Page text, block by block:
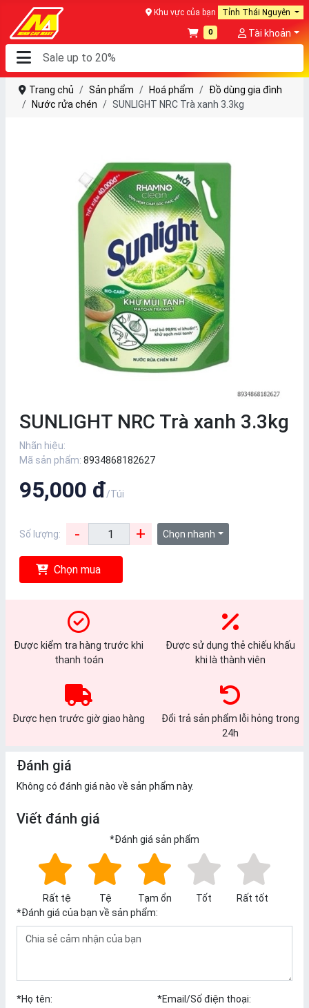
Khu vực của bạn Tỉnh Thái Nguyên
0 Tài khoản
Trang chủ Sản phẩm Hoá phẩm
Đồ dùng gia đình
Nước rửa chén
SUNLIGHT NRC Trà xanh 3.3kg
SUNLIGHT NRC Trà xanh 3.3kg
Nhãn hiệu:
Mã sản phẩm: 8934868182627
95,000 đ/Túi
Số lượng: - + Chọn nhanh
Chọn mua
Được kiểm tra hàng trước khi
thanh toán
Được sử dụng thẻ chiếu khấu
khi là thành viên
Được hẹn trước giờ giao hàng
Đổi trả sản phẩm lỗi hỏng trong
24h
Đánh giá
Không có đánh giá nào về sản phẩm này.
Viết đánh giá
*Đánh giá sản phẩm
Rất tệ Tệ Tạm ổn Tốt
Rất tốt
*Đánh giá của bạn về sản phẩm:
*Họ tên: *Email/Số điện thoại: